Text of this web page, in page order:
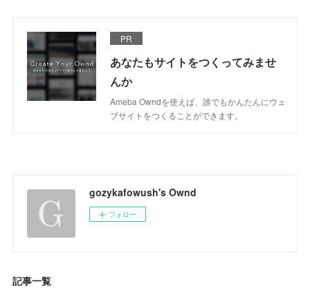
PR
あなたもサイトをつくってみませ
んか
Ameba Owndを使えば、誰でもかんたんにウェ
ブサイトをつくることができます。
gozykafowush's Ownd
フォロー
記事一覧